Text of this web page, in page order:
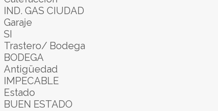
IND. GAS CIUDAD
Garaje
SI
Trastero/ Bodega
BODEGA
Antigüedad
IMPECABLE
Estado
BUEN ESTADO